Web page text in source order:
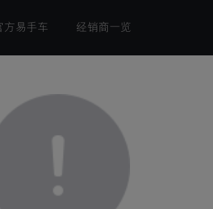
方易手车 经销商一览